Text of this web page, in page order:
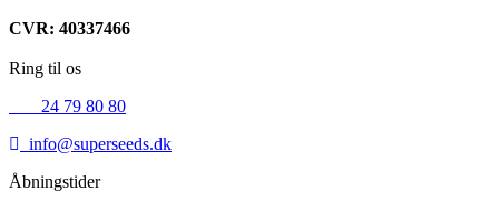
CVR: 40337466
Ring til os
24 79 80 80
info@superseeds.dk
Åbningstider